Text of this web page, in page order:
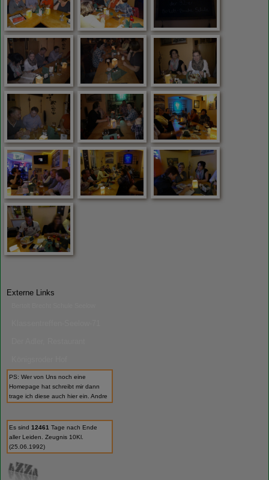
Externe Links
PS: Wer von Uns noch eine
Homepage hat schreibt mir dann
trage ich diese auch hier ein. Andre
Es sind 12461 Tage nach Ende
aller Leiden. Zeugnis 10Kl.
(25.06.1992)